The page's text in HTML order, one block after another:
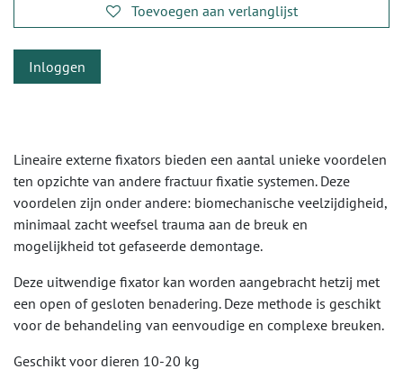
Toevoegen aan verlanglijst
Inloggen
Lineaire externe fixators bieden een aantal unieke voordelen
ten opzichte van andere fractuur fixatie systemen. Deze
voordelen zijn onder andere: biomechanische veelzijdigheid,
minimaal zacht weefsel trauma aan de breuk en
mogelijkheid tot gefaseerde demontage.
Deze uitwendige fixator kan worden aangebracht hetzij met
een open of gesloten benadering. Deze methode is geschikt
voor de behandeling van eenvoudige en complexe breuken.
Geschikt voor dieren 10-20 kg